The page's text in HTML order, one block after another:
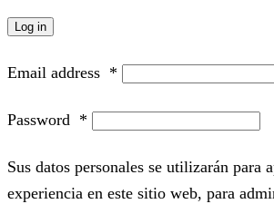
Log in
Email address *
Password *
Sus datos personales se utilizarán para
experiencia en este sitio web, para